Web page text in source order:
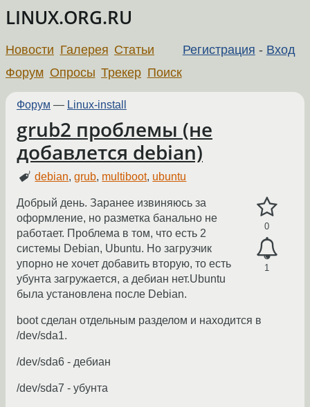
LINUX.ORG.RU
Регистрация - Вход
Новости Галерея Статьи
Форум Опросы Трекер Поиск
Форум — Linux-install
grub2 проблемы (не
добавлется debian)
debian,grub, multiboot, ubuntu
0
1
Добрый день. Заранее извиняюсь за
оформление, но разметка банально не
работает. Проблема в том, что есть 2
системы Debian, Ubuntu. Но загрузчик
упорно не хочет добавить вторую, то есть
убунта загружается, а дебиан нет.Ubuntu
была установлена после Debian.
boot сделан отдельным разделом и находится в
/dev/sda1.
/dev/sda6 - дебиан
/dev/sda7 - убунта